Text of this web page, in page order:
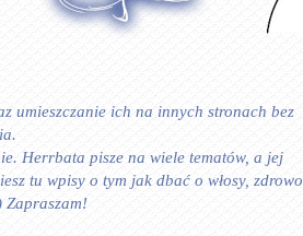
umieszczanie ich na innych stronach bez
Herrbata pisze na wiele tematów, a jej
tu wpisy o tym jak dbać o włosy, zdrowo
Zapraszam!